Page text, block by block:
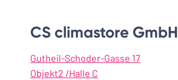
CS climastore GmbH
Gutheil-Schoder-Gasse 17
Objekt2 /Halle C